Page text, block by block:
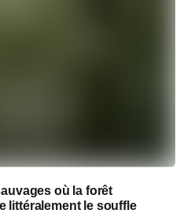
où la forêt
littéralement le souffle